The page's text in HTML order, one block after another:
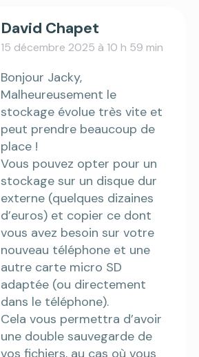
David Chapet
says:
15 décembre 2025 à 10 h 59 min
Bonjour Jacky,
Malheureusement le
stockage évolue très vite et
peut prendre beaucoup de
place !
Vous pouvez opter pour un
stockage sur un disque dur
externe (quelques dizaines
d’euros) et copier ce dont
vous avez besoin sur votre
nouveau téléphone et une
autre carte micro SD
adaptée (ou directement
dans le téléphone).
Cela vous permettra d’avoir
une double sauvegarde de
vos fichiers, au cas où vous